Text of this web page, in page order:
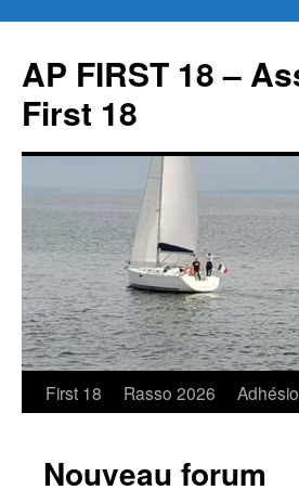
contenu
AP FIRST 18 –
First 18
First 18 Rasso 2026
Nouveau forum